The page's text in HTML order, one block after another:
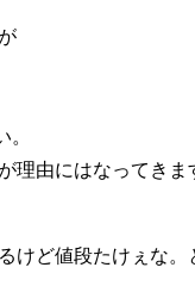
。
理由にはなってき
けど値段たけぇな